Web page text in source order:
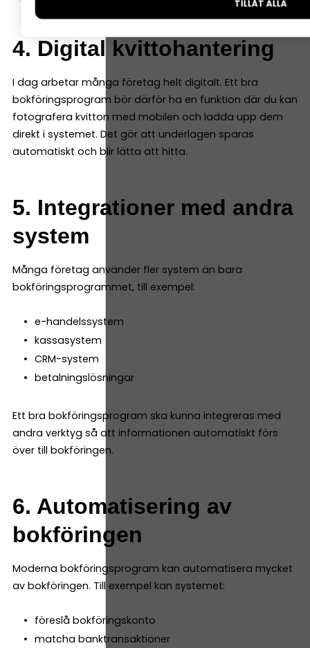
4. Digital kvittohantering
I dag arbetar många företag helt digitalt. Ett bra
bokföringsprogram bör därför ha en funktion där du kan
fotografera kvitton med mobilen och ladda upp dem
direkt i systemet. Det gör att underlagen sparas
automatiskt och blir lätta att hitta.
5. Integrationer med andra
system
Många företag använder fler system än bara
bokföringsprogrammet, till exempel:
e-handelssystem
kassasystem
CRM-system
betalningslösningar
Ett bra bokföringsprogram ska kunna integreras med
andra verktyg så att informationen automatiskt förs
över till bokföringen.
6. Automatisering av
bokföringen
Moderna bokföringsprogram kan automatisera mycket
av bokföringen. Till exempel kan systemet:
föreslå bokföringskonto
matcha banktransaktioner
TILLÅT ALLA